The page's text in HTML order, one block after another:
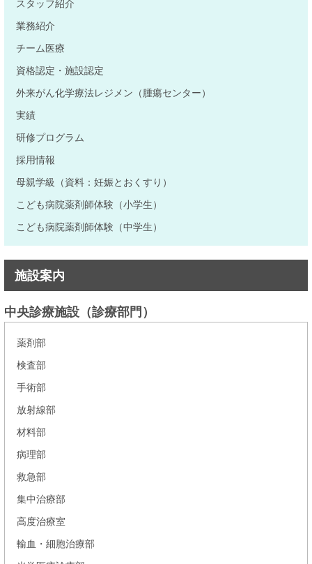
スタッフ紹介
業務紹介
チーム医療
資格認定・施設認定
外来がん化学療法レジメン（腫瘍センター）
実績
研修プログラム
採用情報
母親学級（資料：妊娠とおくすり）
こども病院薬剤師体験（小学生）
こども病院薬剤師体験（中学生）
施設案内
中央診療施設（診療部門）
薬剤部
検査部
手術部
放射線部
材料部
病理部
救急部
集中治療部
高度治療室
輸血・細胞治療部